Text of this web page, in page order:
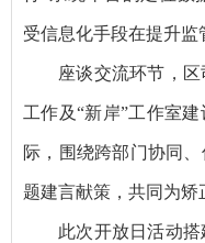
受信息化手段在提升监
座谈交流环节，
工作及“新岸”工作室
际，围绕跨部门协同
题建言献策，共同为矫
此次开放日活动